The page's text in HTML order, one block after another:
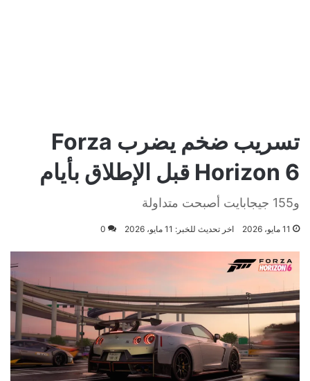
تسريب ضخم يضرب Forza
Horizon 6 قبل الإطلاق بأيام
و155 جيجابايت أصبحت متداولة
11 مايو، 2026 اخر تحديث للخبر: 11 مايو، 2026 0